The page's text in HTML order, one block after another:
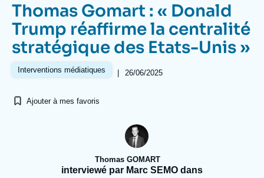
Navigation
principale
L'Ifri
À propos de l'Ifri
Proche-Orient
Thomas Gomart : « Donald
Trump réaffirme la centralité
stratégique des Etats-Unis »
Interventions médiatiques | 26/06/2025
Ajouter à mes favoris
Thomas GOMART
interviewé par Marc SEMO dans